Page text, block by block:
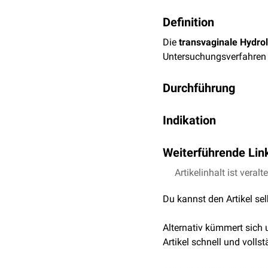
Definition
Die transvaginale
Durchführung
über das hintere
Douglas-Raum
Indikation
hinichtlich
Abhängigkeit der
Chromopertubationkann
Weiterführende
EHS-Medizintechnik:
Artikelinhalt ist
Du kannst den Artikel
Alternativ kümmert sich
Artikel schnell und